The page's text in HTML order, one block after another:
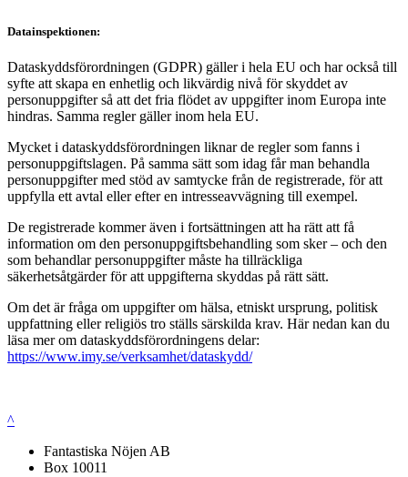
Datainspektionen:
Dataskyddsförordningen (GDPR) gäller i hela EU och har också till
syfte att skapa en enhetlig och likvärdig nivå för skyddet av
personuppgifter så att det fria flödet av uppgifter inom Europa inte
hindras. Samma regler gäller inom hela EU.
Mycket i dataskyddsförordningen liknar de regler som fanns i
personuppgiftslagen. På samma sätt som idag får man behandla
personuppgifter med stöd av samtycke från de registrerade, för att
uppfylla ett avtal eller efter en intresseavvägning till exempel.
De registrerade kommer även i fortsättningen att ha rätt att få
information om den personuppgiftsbehandling som sker – och den
som behandlar personuppgifter måste ha tillräckliga
säkerhetsåtgärder för att uppgifterna skyddas på rätt sätt.
Om det är fråga om uppgifter om hälsa, etniskt ursprung, politisk
uppfattning eller religiös tro ställs särskilda krav. Här nedan kan du
läsa mer om dataskyddsförordningens delar:
https://www.imy.se/verksamhet/dataskydd/
^
Fantastiska Nöjen AB
Box 10011